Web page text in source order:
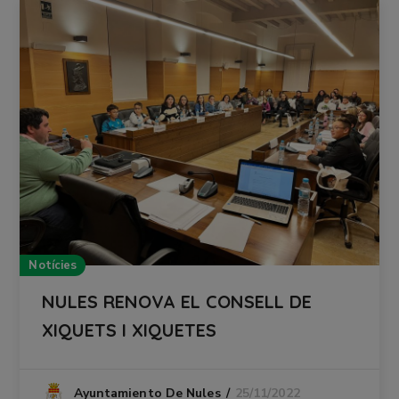
Notícies
NULES RENOVA EL CONSELL DE
XIQUETS I XIQUETES
Ayuntamiento De Nules 25/11/2022